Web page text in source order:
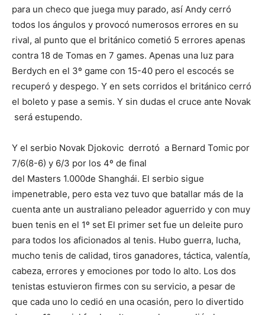
para un checo que juega muy parado, así Andy cerró
todos los ángulos y provocó numerosos errores en su
rival, al punto que el británico cometió 5 errores apenas
contra 18 de Tomas en 7 games. Apenas una luz para
Berdych en el 3º game con 15-40 pero el escocés se
recuperó y despego. Y en sets corridos el británico cerró
el boleto y pase a semis. Y sin dudas el cruce ante Novak
será estupendo.
Y el serbio Novak Djokovic derrotó a Bernard Tomic por
7/6(8-6) y 6/3 por los 4º de final
del Masters 1.000de Shanghái. El serbio sigue
impenetrable, pero esta vez tuvo que batallar más de la
cuenta ante un australiano peleador aguerrido y con muy
buen tenis en el 1º set El primer set fue un deleite puro
para todos los aficionados al tenis. Hubo guerra, lucha,
mucho tenis de calidad, tiros ganadores, táctica, valentía,
cabeza, errores y emociones por todo lo alto. Los dos
tenistas estuvieron firmes con su servicio, a pesar de
que cada uno lo cedió en una ocasión, pero lo divertido